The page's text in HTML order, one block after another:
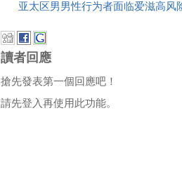
亚太区男男性行为者面临爱滋高风
讀者回應
搶先發表第一個回應吧！
請先登入再使用此功能。